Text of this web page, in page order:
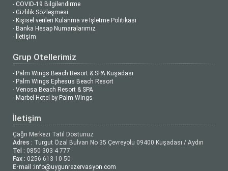
- COVID-19 Bilgilendirme
- Gizlilik Sözleşmesi
- Kişisel verileri Kulanma ve İşletme Politikası
- Banka Hesap Numaralarımız
- İletişim
Grup Otellerimiz
- Palm Wings Beach Resort & SPA Kuşadası
- Palm Wings Ephesus Beach Resort
- Venosa Beach Resort & SPA
- Marbel Hotel by Palm Wings
İletişim
Çağrı Merkezi Tatil Dostunuz
Adres : Turgut Özal Bulvarı No 35 Çevreyolu 09400 Kuşadası / Aydın
Tel : 0850 303 4 777
Fax : 0256 613 10 50
E-mail :info@uygunrezervasyon.com